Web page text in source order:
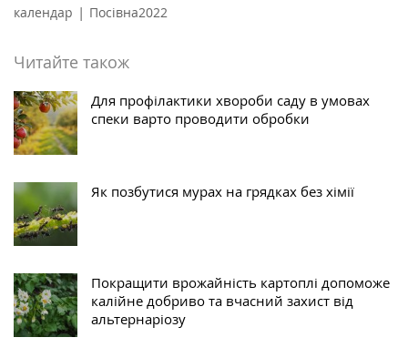
календар | Посівна2022
Читайте також
Для профілактики хвороби саду в умовах
спеки варто проводити обробки
Як позбутися мурах на грядках без хімії
Покращити врожайність картоплі допоможе
калійне добриво та вчасний захист від
альтернаріозу